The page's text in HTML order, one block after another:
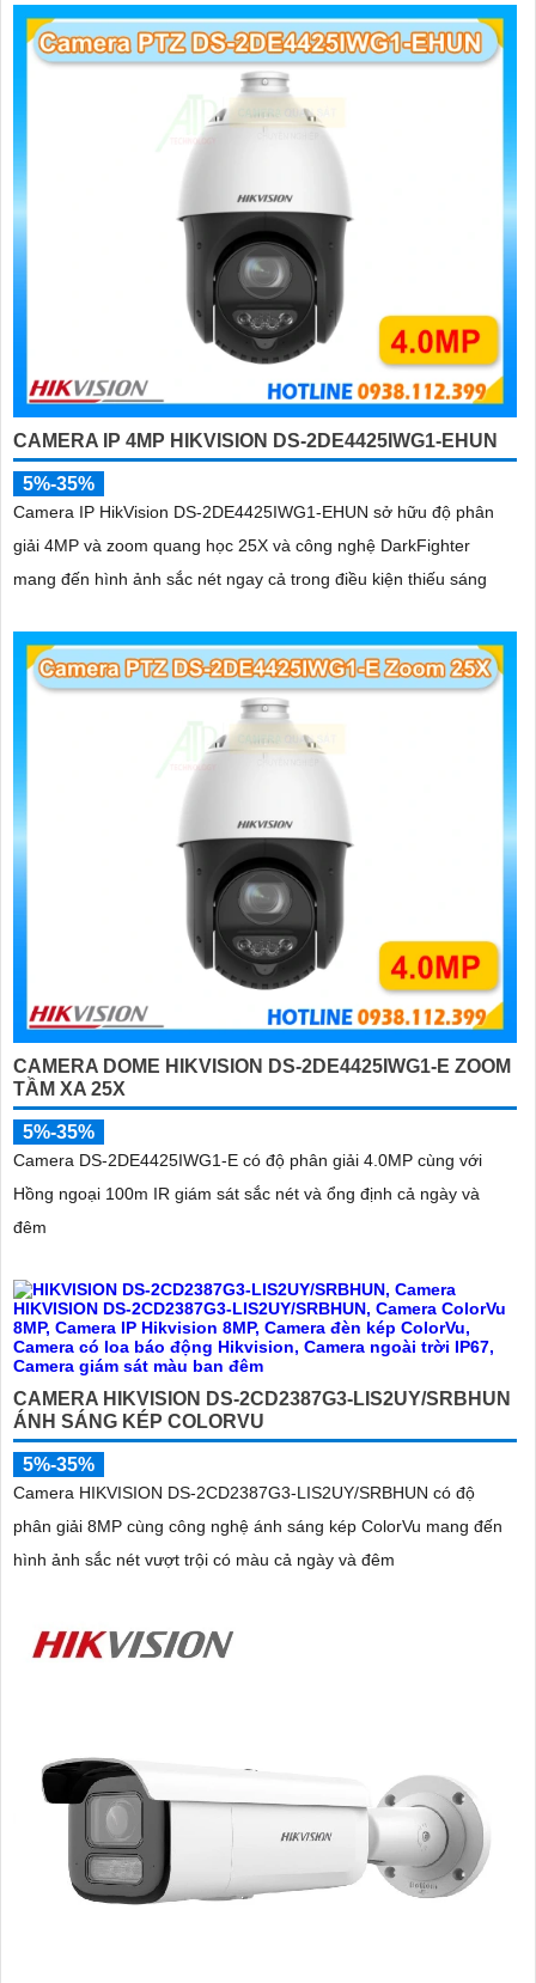
CAMERA IP 4MP HIKVISION DS-2DE4425IWG1-EHUN
5%-35%
Camera IP HikVision DS-2DE4425IWG1-EHUN sở hữu độ phân
giải 4MP và zoom quang học 25X và công nghệ DarkFighter
mang đến hình ảnh sắc nét ngay cả trong điều kiện thiếu sáng
CAMERA DOME HIKVISION DS-2DE4425IWG1-E ZOOM
TẦM XA 25X
5%-35%
Camera DS-2DE4425IWG1-E có độ phân giải 4.0MP cùng với
Hồng ngoại 100m IR giám sát sắc nét và ổng định cả ngày và
đêm
CAMERA HIKVISION DS-2CD2387G3-LIS2UY/SRBHUN
ÁNH SÁNG KÉP COLORVU
5%-35%
Camera HIKVISION DS-2CD2387G3-LIS2UY/SRBHUN có độ
phân giải 8MP cùng công nghệ ánh sáng kép ColorVu mang đến
hình ảnh sắc nét vượt trội có màu cả ngày và đêm